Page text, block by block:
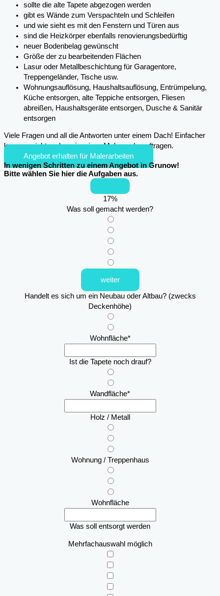
sollte die alte Tapete abgezogen werden
gibt es Wände zum Verspachteln und Schleifen
und wie sieht es mit den Fenstern und Türen aus
sind die Heizkörper ebenfalls renovierungsbedürftig
neuer Bodenbelag gewünscht
Größe der zu bearbeitenden Flächen
Lasur oder Metallbeschichtung für Garagentore,
Treppengeländer, Tische usw.
Wohnungsauflösung, Haushaltsauflösung, Entrümpelung,
Küche entsorgen, alte Teppiche entsorgen, Fliesen
abreißen, Haushaltsgeräte entsorgen, Dusche & Sanitär
entsorgen
Viele Fragen und all die Antworten unter einem Dach! Einfacher
kann es nicht mehr sein, einen Maler zu beauftragen.
Angebot erhalten für Malerarbeiten
In wenigen Schritten zu einem Angebot in Grunow!
Bitte wählen Sie hier die Aufgaben aus.
17%
Was soll gemacht werden?
weiter
Handelt es sich um ein Neubau oder Altbau? (zwecks
Deckenhöhe)
Wohnfläche*
Ist die Tapete noch drauf?
Wandfläche*
Holz / Metall
Wohnung / Treppenhaus
Wohnfläche
Was soll entsorgt werden
Mehrfachauswahl möglich